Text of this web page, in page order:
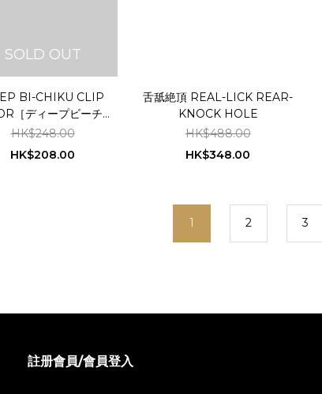
SOLD OUT
BI-CHIKU CLIP
［ディープビーチク
リップローター]
HK$248.00
HK$208.00
舌舐絶頂 REAL-LICK REAR-
KNOCK HOLE
HK$488.00
HK$348.00
1 2 3
註册會員/會員登入